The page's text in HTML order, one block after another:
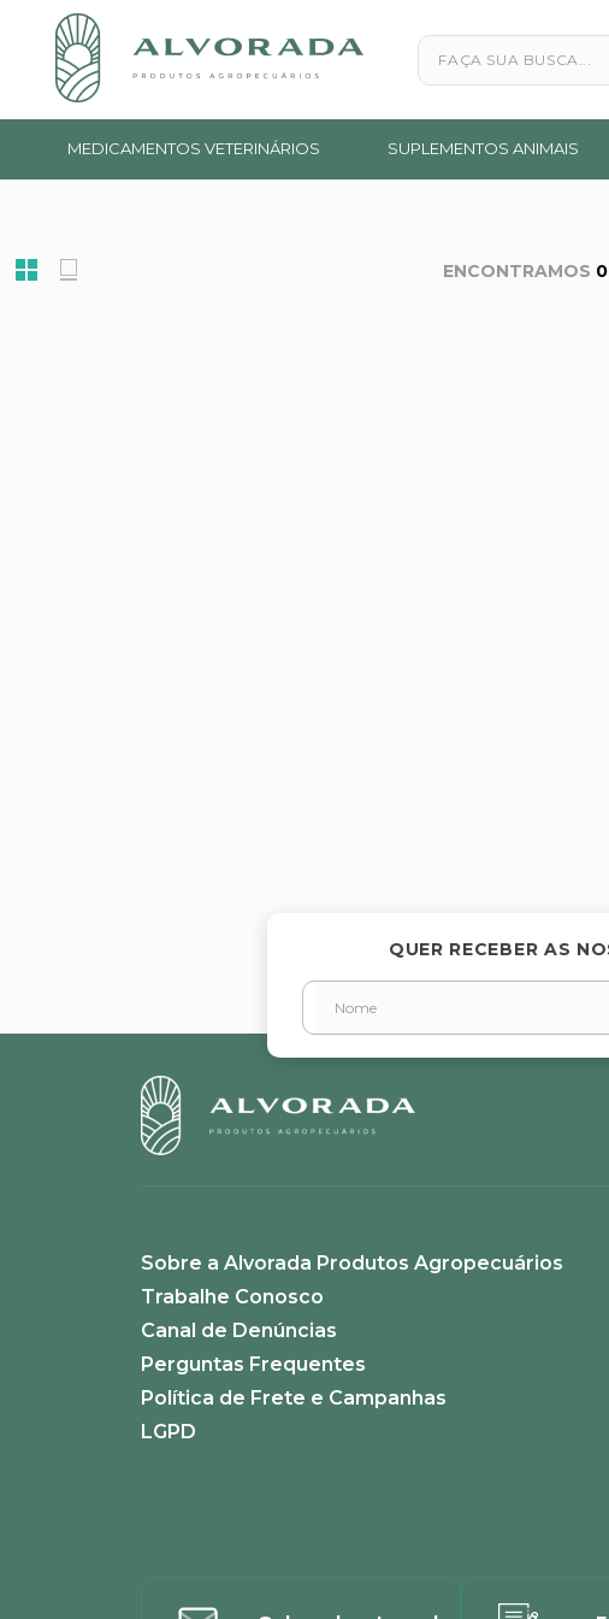
Faça sua busca...
MEDICAMENTOS VETERINÁRIOS SUPLEMENTOS ANIMAIS
0
QUER RECEBER AS
Sobre a Alvorada Produtos Agropecuários
Trabalhe Conosco
Canal de Denúncias
Perguntas Frequentes
Política de Frete e Campanhas
LGPD